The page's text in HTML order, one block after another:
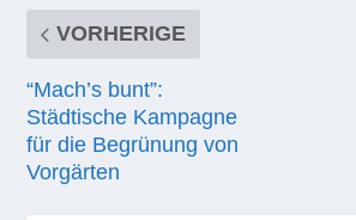
VORHERIGE
“Mach’s bunt”:
Städtische Kampagne
für die Begrünung von
Vorgärten